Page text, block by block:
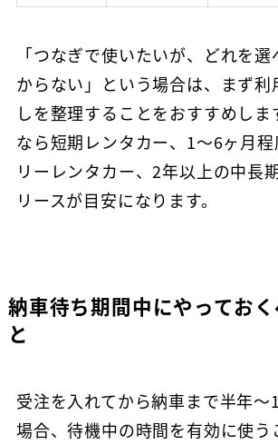
初めての方
「つなぎで使いたいが、どれを
からない」という場合は、まず利
しを整理することをおすすめしま
なら短期レンタカー、1〜6ヶ月
リーレンタカー、2年以上の中長
リースが目安になります。
納車待ち期間中にやってお
と
受注を入れてから納車まで半年〜
場合、待機中の時間を有効に使う